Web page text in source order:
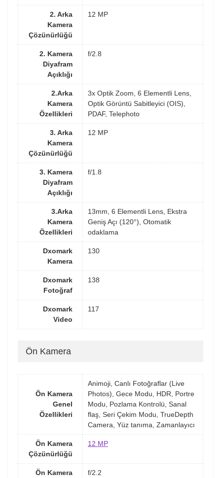
2. Arka
Kamera
Çözünürlüğü
12 MP
2. Kamera
Diyafram
Açıklığı
f/2.8
2.Arka
Kamera
Özellikleri
3x Optik Zoom, 6 Elementli Lens,
Optik Görüntü Sabitleyici (OIS),
PDAF, Telephoto
3. Arka
Kamera
Çözünürlüğü
12 MP
3. Kamera
Diyafram
Açıklığı
f/1.8
3.Arka
Kamera
Özellikleri
13mm, 6 Elementli Lens, Ekstra
Geniş Açı (120°), Otomatik
odaklama
Dxomark
Kamera
130
Dxomark
Fotoğraf
138
Dxomark
Video
117
Ön Kamera
Ön Kamera
Genel
Özellikleri
Animoji, Canlı Fotoğraflar (Live
Photos), Gece Modu, HDR, Portre
Modu, Pozlama Kontrolü, Sanal
flaş, Seri Çekim Modu, TrueDepth
Camera, Yüz tanıma, Zamanlayıcı
Ön Kamera
Çözünürlüğü
12 MP
Ön Kamera
f/2.2